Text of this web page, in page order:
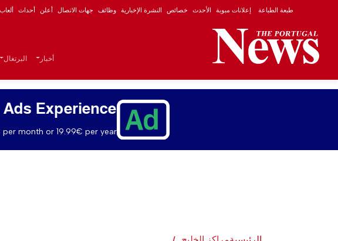
طبعة الطباعة إعلانات مبوبة الأحدث خصائص النشرة الإخبارية وظائف جهات الاتصال أعلن أحداث ألعاب
أخبار البرتغال
Experience
month or 19.99€ per year.